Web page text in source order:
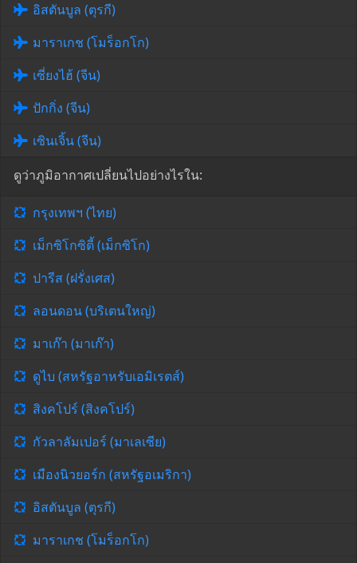
อิสตันบูล (ตุรกี)
มาราเกช (โมร็อกโก)
เซี่ยงไฮ้ (จีน)
ปักกิ่ง (จีน)
เซินเจิ้น (จีน)
ดูว่าภูมิอากาศเปลี่ยนไปอย่างไรใน:
กรุงเทพฯ (ไทย)
เม็กซิโกซิตี้ (เม็กซิโก)
ปารีส (ฝรั่งเศส)
ลอนดอน (บริเตนใหญ่)
มาเก๊า (มาเก๊า)
ดูไบ (สหรัฐอาหรับเอมิเรตส์)
สิงคโปร์ (สิงคโปร์)
กัวลาลัมเปอร์ (มาเลเซีย)
เมืองนิวยอร์ก (สหรัฐอเมริกา)
อิสตันบูล (ตุรกี)
มาราเกช (โมร็อกโก)